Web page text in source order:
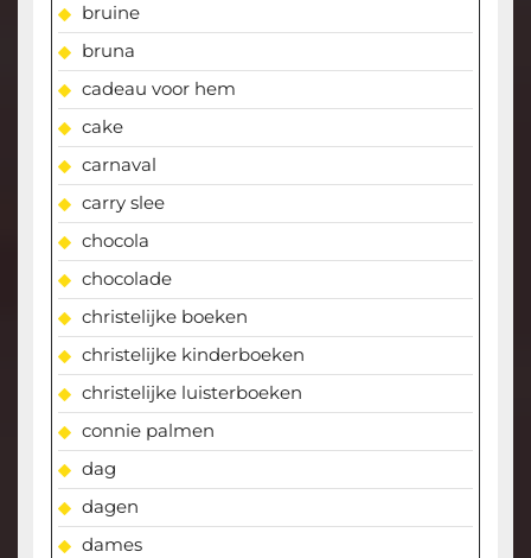
bruine
bruna
cadeau voor hem
cake
carnaval
carry slee
chocola
chocolade
christelijke boeken
christelijke kinderboeken
christelijke luisterboeken
connie palmen
dag
dagen
dames